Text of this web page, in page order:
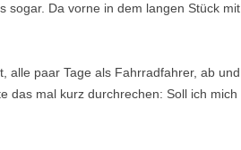
sogar. Da vorne in dem langen Stück mit
alle paar Tage als Fahrradfahrer, ab und
das mal kurz durchrechen: Soll ich mich